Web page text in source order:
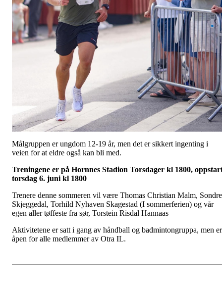
Målgruppen er ungdom 12-19 år, men det er sikkert ingenting i
veien for at eldre også kan bli med.
Treningene er på Hornnes Stadion Torsdager kl 1800,
torsdag 6. juni kl 1800
Trenere denne sommeren vil være Thomas Christian Malm, Sondre
Skjeggedal, Torhild Nyhaven Skagestad (I sommerferien) og vår
egen aller tøffeste fra sør, Torstein Risdal Hannaas
Aktivitetene er satt i gang av håndball og badmintongruppa, men er
åpen for alle medlemmer av Otra IL.